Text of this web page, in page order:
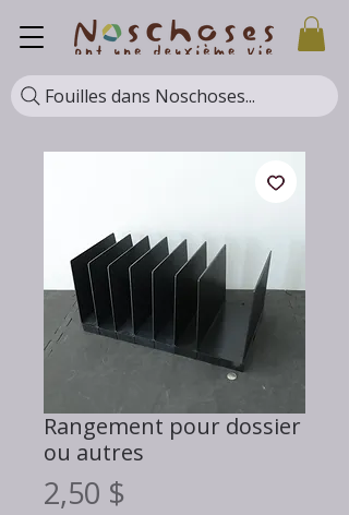
Fouilles dans Noschoses...
Rangement pour dossier
ou autres
2,50 $